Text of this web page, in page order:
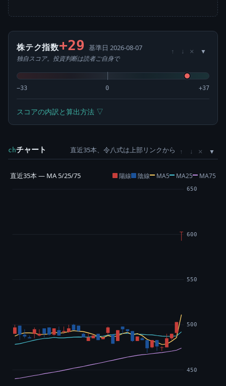
株テク指数+29 基準日 2026-08-07
独自スコア。投資判断は読者ご自身で
↑ ↓ ×
−33 0 +37
スコアの内訳と算出方法 ▽
chチャート 直近35本、令八式は上部リンクから ↑ ↓ ×
直近35本 — MA 5/25/75 陽線 陰線 MA5 MA25 MA75
450
500
550
600
650